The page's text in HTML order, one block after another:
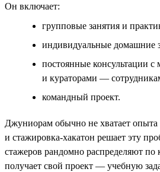
Он включает:
групповые занятия и
индивидуальные домашние
постоянные консультации с
и кураторами —
командный проект.
Джуниорам обычно не хватает
и стажировка-хакатон решает эту
стажеров рандомно распределяют
получает свой проект — учебную